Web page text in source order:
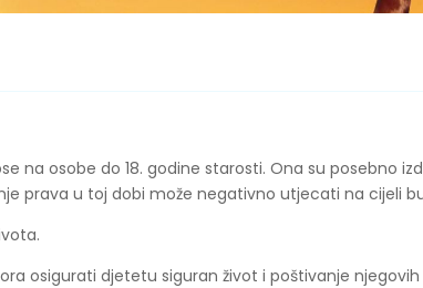
na osobe do 18. godine starosti. Ona su posebno
prava u toj dobi može negativno utjecati na cijeli
osigurati djetetu siguran život i poštivanje